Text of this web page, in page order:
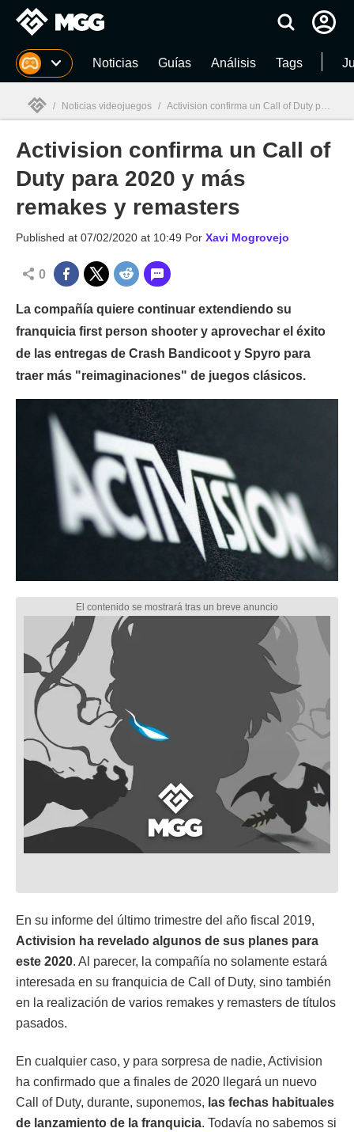
MGG Noticias Guías Análisis Tags
MGG
/ Noticias videojuegos / Activision confirma un Call of Duty para 2020 y más remakes y remasters
Activision confirma un Call of
Duty para 2020 y más
remakes y remasters
Published at 07/02/2020 at 10:49 Por Xavi Mogrovejo
0
La compañía quiere continuar extendiendo su
franquicia first person shooter y aprovechar el éxito
de las entregas de Crash Bandicoot y Spyro para
traer más "reimaginaciones" de juegos clásicos.
En su informe del último trimestre del año fiscal 2019,
Activision ha revelado algunos de sus planes para
este 2020. Al parecer, la compañía no solamente estará
interesada en su franquicia de Call of Duty, sino también
en la realización de varios remakes y remasters de títulos
pasados.
En cualquier caso, y para sorpresa de nadie, Activision
ha confirmado que a finales de 2020 llegará un nuevo
Call of Duty, durante, suponemos, las fechas habituales
de lanzamiento de la franquicia. Todavía no sabemos si